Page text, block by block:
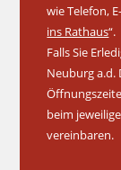
wie Telefon,
ins Rathaus“.
Falls Sie
Neuburg a.d.
beim
vereinbaren.